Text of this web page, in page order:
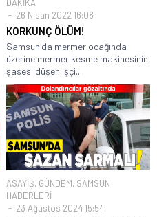
DAKİKA
26 Nisan 2022 16:08
KORKUNÇ ÖLÜM!
Samsun'da mermer ocağında
üzerine mermer kesme makinesinin
şasesi düşen işçi...
ASAYİŞ, GÜNDEM, SAMSUN
HABERLERİ
23 Ağustos 2024 15:54